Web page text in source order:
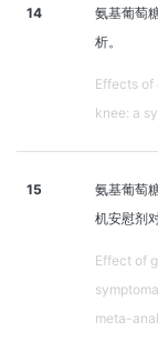
14
氨基葡萄
析。
Effects of
knee: a
15
氨基葡萄
机安慰剂
Effect of
meta-